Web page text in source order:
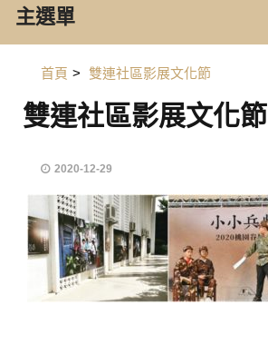
主選單
首頁 > 雙連社區影展文化節
雙連社區影展文化節
2020-12-29